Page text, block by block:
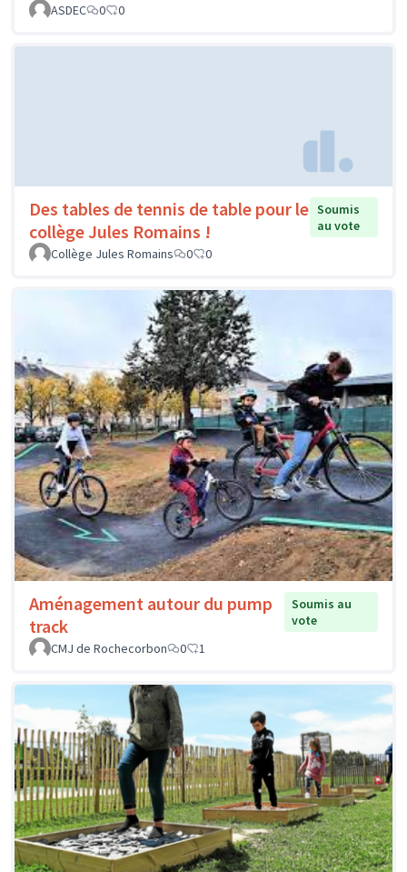
ASDEC 0 0
Des tables de tennis de table pour le
collège Jules Romains !
Soumis
au vote
Collège Jules Romains
0 0
Aménagement autour du pump
track
Soumis au
vote
CMJ de Rochecorbon
0 1